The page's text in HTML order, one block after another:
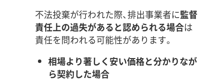
不法投棄が行われた際、排出事業者に監督
責任上の過失があると認められる場合は
責任を問われる可能性があります。
相場より著しく安い価格と分かりなが
ら契約した場合